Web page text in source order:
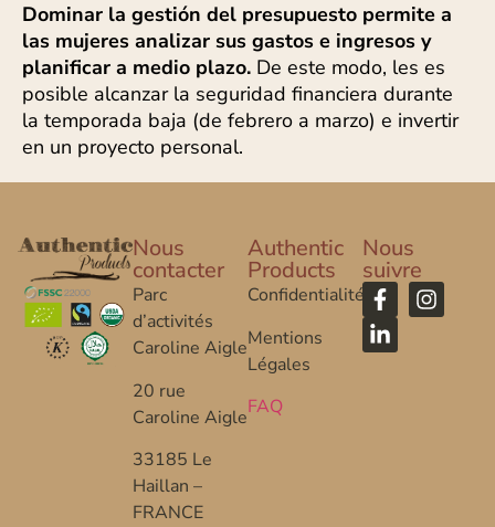
Dominar la gestión del presupuesto permite a
las mujeres analizar sus gastos e ingresos y
planificar a medio plazo. De este modo, les es
posible alcanzar la seguridad financiera durante
la temporada baja (de febrero a marzo) e invertir
en un proyecto personal.
Nous
contacter
Parc
d’activités
Caroline Aigle
20 rue
Caroline Aigle
33185 Le
Haillan –
FRANCE
Authentic
Products
Confidentialité
Mentions
Légales
FAQ
Nous
suivre